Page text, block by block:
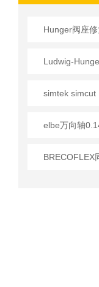
simtek simcut